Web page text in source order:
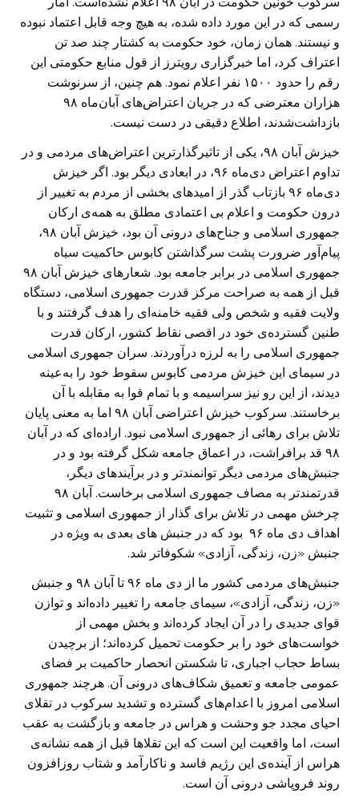
رسمی که در این مورد داده شده‌، به هیچ وجه قابل اعتماد نبوده
و نیستند. همان زمان، خود حکومت به کشتار چند صد تن
اعتراف کرد، اما خبرگزاری رویترز از قول منابع حکومتی این
رقم را حدود ۱۵۰۰ نفر اعلام نمود. هم چنین، از سرنوشت
هزاران معترضی که در جریان اعتراض‌های آبان‌ماه ۹۸
بازداشت‌شدند، اطلاع دقیقی در دست نیست.
خیزش آبان ۹۸، یکی از تاثیرگذارترین اعتراض‌های مردمی و در
تداوم اعتراض دی‌ماه ۹۶، در ابعادی دیگر بود. اگر خیزش
دی‌ماه ۹۶ بازتاب گذر از امیدهای بخشی از مردم به تغییر از
درون حکومت و اعلام بی اعتمادی مطلق به همه‌ی ارکان
جمهوری اسلامی و جناح‌های درونی آن بود، خیزش آبان ۹۸،
پیام‌آور ضرورت پشت سرگذاشتن کابوس حاکمیت سیاه
جمهوری اسلامی در برابر جامعه بود. شعارهای خیزش آبان ۹۸
قبل از همه به صراحت مرکز قدرت جمهوری اسلامی، دستگاه
ولایت فقیه و شخص ولی فقیه خامنه‌ای را هدف گرفتند و با
طنین گسترده‌ی خود در اقصی نقاط کشور، ارکان قدرت
جمهوری اسلامی را به لرزه درآوردند. سران جمهوری اسلامی
در سیمای این خیزش مردمی کابوس سقوط خود را به‌عینه
دیدند، از این رو نیز سراسیمه و با تمام قوا به مقابله با آن
برخاستند. سرکوب خیزش اعتراضی آبان ۹۸ اما به معنی پایان
تلاش برای رهائی از جمهوری اسلامی نبود. اراده‌ای که در آبان
۹۸ قد برافراشت، در اعماق جامعه شکل گرفته بود و در
جنبش‌های مردمی دیگر توانمندتر و در برآیند‌های دیگر،
قدرتمندتر به مصاف جمهوری اسلامی برخاست. آبان ۹۸
چرخش مهمی در تلاش برای گذار از جمهوری اسلامی و تثبیت
اهداف دی ماه ۹۶ بود که در جنبش های بعدی به ویژه در
جنبش «زن، زندگی، آزادی» شکوفاتر شد.
جنبش‌های مردمی کشور ما از دی ماه ۹۶ تا آبان ۹۸ و جنبش
«زن، زندگی، آزادی»، سیمای جامعه‌ را تغییر داده‌اند و توازن
قوای جدیدی را در آن ایجاد کرده‌اند و بخش مهمی از
خواست‌های خود را بر حکومت تحمیل کرده‌اند؛ از برچیدن
بساط حجاب اجباری، تا شکستن انحصار حاکمیت بر فضای
عمومی جامعه و تعمیق شکاف‌های درونی آن. هرچند جمهوری
اسلامی امروز با اعدام‌های گسترده و تشدید سرکوب در تقلای
احیای مجدد جو وحشت و هراس در جامعه و بازگشت به عقب
‌است، اما واقعیت این است که این تقلاها قبل از همه نشانه‌ی
هراس از آینده‌ی این رژیم فاسد و ناکارآمد و شتاب روزافزون
روند فروپاشی درونی آن است.